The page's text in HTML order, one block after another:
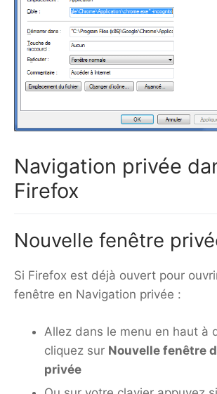
Navigation privée
Firefox
Nouvelle fenêtre
Si Firefox est déjà ouvert pour
fenêtre en Navigation privée :
Allez dans le menu en haut à
cliquez sur Nouvelle fenêtre
privée